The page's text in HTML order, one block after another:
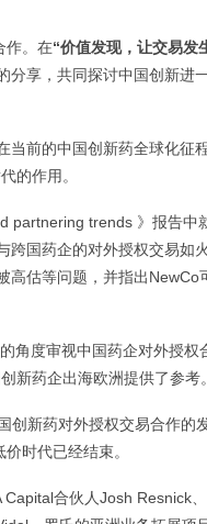
作。在“价值发现，让交易发
享，共同探讨中国创新进
当前的中国创新药全球化征
的作用。
partnering trends 》报告中
国药企的对外授权交易如
高估等问题，并指出NewCo
角度审视中国药企对外授权
新药企出海欧洲提供了参考。
新药对外授权交易合作的
时代已经结束。
合伙人Josh Resnick